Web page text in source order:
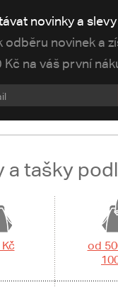
novinky a
odběru novinek a
Kč na váš první
a tašky
od